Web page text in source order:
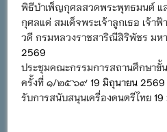
พิธีบำเพ็ญกุศลสวดพระพุทธมนต์ แ
กุศลแด่ สมเด็จพระเจ้าลูกเธอ เจ้า
วดี กรมหลวงราชสาริณีสิริพัชร มห
2569
ประชุมคณะกรรมการสถานศึกษาขั้น
ครั้งที่ ๑/๒๕๖๙ 19 มิถุนายน 2569
รับการสนับสนุนเครื่องดนตรีไทย